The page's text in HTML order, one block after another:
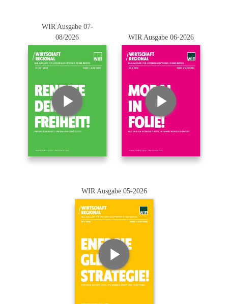
WIR Ausgabe 07-
08/2026
WIR Ausgabe 06-2026
WIR Ausgabe 05-2026